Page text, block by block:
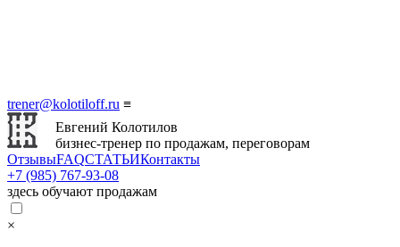
trener@kolotiloff.ru ≡
Евгений Колотилов
бизнес-тренер по продажам, переговорам
ОтзывыFAQСТАТЬИКонтакты
+7 (985) 767‑93‑08
здесь обучают продажам
×